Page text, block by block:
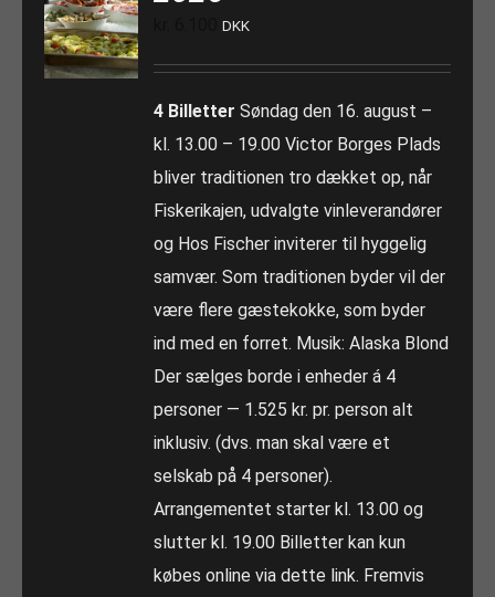
DKK
4 Billetter Søndag den 16. august –
kl. 13.00 – 19.00 Victor Borges Plads
bliver traditionen tro dækket op, når
Fiskerikajen, udvalgte vinleverandører
og Hos Fischer inviterer til hyggelig
samvær. Som traditionen byder vil der
være flere gæstekokke, som byder
ind med en forret. Musik: Alaska Blond
Der sælges borde i enheder á 4
personer — 1.525 kr. pr. person alt
inklusiv. (dvs. man skal være et
selskab på 4 personer).
Arrangementet starter kl. 13.00 og
slutter kl. 19.00 Billetter kan kun
købes online via dette link. Fremvis